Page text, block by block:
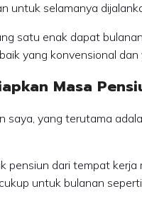
untuk selamanya
satu enak dapat
yang konvensional dan
Masa
saya, yang terutama
pensiun dari tempat
untuk bulanan